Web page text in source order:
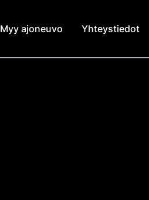
Myy ajoneuvo Yhteystiedot